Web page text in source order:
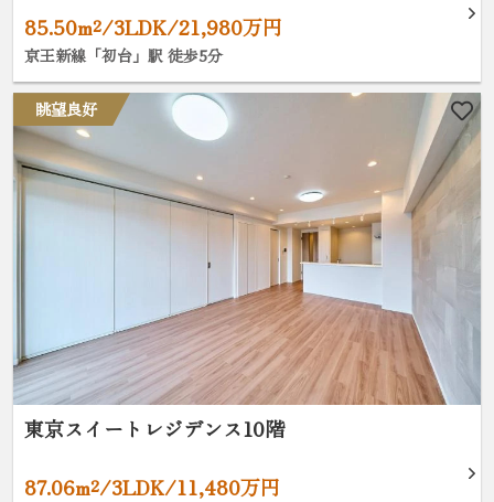
85.50m²/3LDK/21,980万円
京王新線「初台」駅 徒歩5分
眺望良好
東京スイートレジデンス10階
87.06m²/3LDK/11,480万円